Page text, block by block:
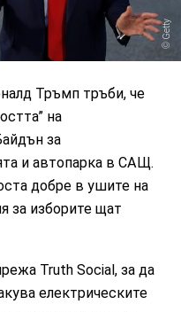
Getty
Тръмп тръби, че
на
за
и автопарка в САЩ.
добре в ушите на
за изборите щат
Truth Social, за да
електрическите